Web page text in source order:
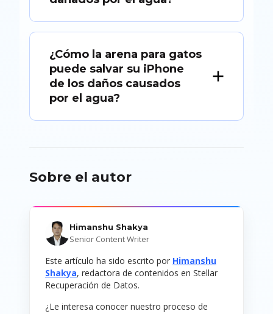
¿Cómo la arena para gatos
puede salvar su iPhone
de los daños causados
por el agua?
Sobre el autor
Himanshu Shakya
Senior Content Writer
Este artículo ha sido escrito por Himanshu
Shakya, redactora de contenidos en Stellar
Recuperación de Datos.
¿Le interesa conocer nuestro proceso de